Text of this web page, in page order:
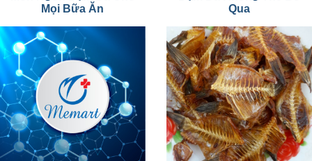
Mọi Bữa Ăn
Qua